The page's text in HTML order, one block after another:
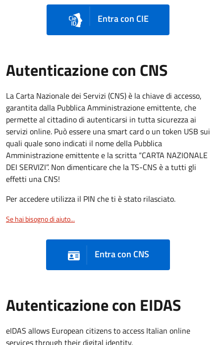
Entra con CIE
Autenticazione con CNS
La Carta Nazionale dei Servizi (CNS) è la chiave di accesso,
garantita dalla Pubblica Amministrazione emittente, che
permette al cittadino di autenticarsi in tutta sicurezza ai
servizi online. Può essere una smart card o un token USB sui
quali quale sono indicati il nome della Pubblica
Amministrazione emittente e la scritta “CARTA NAZIONALE
DEI SERVIZI”. Non dimenticare che la TS-CNS è a tutti gli
effetti una CNS!
Per accedere utilizza il PIN che ti è stato rilasciato.
Se hai bisogno di aiuto...
Entra con CNS
Autenticazione con EIDAS
eIDAS allows European citizens to access Italian online
services through their digital identity.